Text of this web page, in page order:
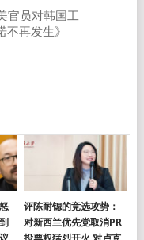
官员对韩国工
不再发生》
评陈耐锶的竞选攻势：
对新西兰优先党取消PR